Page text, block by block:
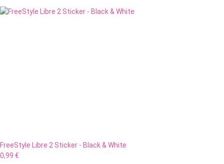
FreeStyle Libre 2 Sticker - Black & White
0,99 €